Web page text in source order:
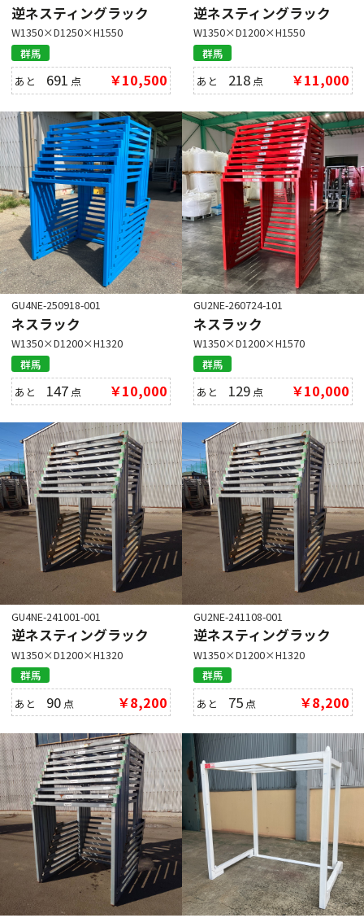
逆ネスティングラック
W1350×D1250×H1550
群馬
あと 691 点 ￥10,500
逆ネスティングラック
W1350×D1200×H1550
群馬
あと 218 点 ￥11,000
GU4NE-250918-001
ネスラック
W1350×D1200×H1320
群馬
あと 147 点 ￥10,000
GU2NE-260724-101
ネスラック
W1350×D1200×H1570
群馬
あと 129 点 ￥10,000
GU4NE-241001-001
逆ネスティングラック
W1350×D1200×H1320
群馬
あと 90 点 ￥8,200
GU2NE-241108-001
逆ネスティングラック
W1350×D1200×H1320
群馬
あと 75 点 ￥8,200